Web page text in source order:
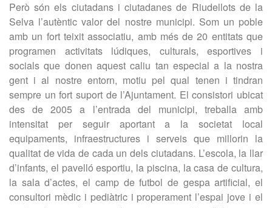
Però són els ciutadans i ciutadanes de Riudellots de la
Selva l’autèntic valor del nostre municipi. Som un poble
amb un fort teixit associatiu, amb més de 20 entitats que
programen activitats lúdiques, culturals, esportives i
socials que donen aquest caliu tan especial a la nostra
gent i al nostre entorn, motiu pel qual tenen i tindran
sempre un fort suport de l’Ajuntament. El consistori ubicat
des de 2005 a l’entrada del municipi, treballa amb
intensitat per seguir aportant a la societat local
equipaments, infraestructures i serveis que millorin la
qualitat de vida de cada un dels ciutadans. L’escola, la llar
d’infants, el pavelló esportiu, la piscina, la casa de cultura,
la sala d’actes, el camp de futbol de gespa artificial, el
consultori mèdic i pediàtric i properament l’espai jove i el